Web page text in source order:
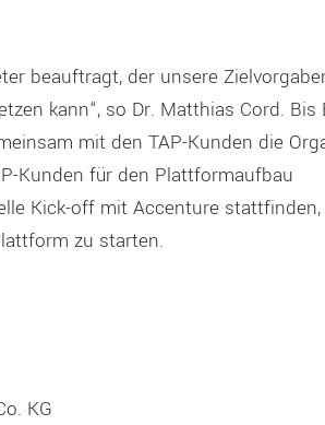
beauftragt, der unsere
kann“, so Dr. Matthias Cord. Bis
mit den TAP-Kunden die
Kunden für den Plattformaufbau
Kick-off mit Accenture
zu starten.
KG